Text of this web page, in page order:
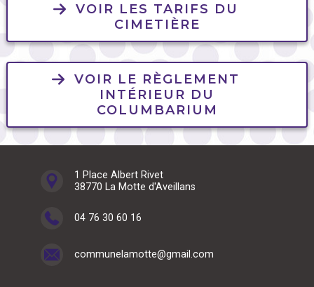
VOIR LES TARIFS DU
CIMETIÈRE
VOIR LE RÈGLEMENT
INTÉRIEUR DU
COLUMBARIUM
1 Place Albert Rivet
38770 La Motte d'Aveillans
04 76 30 60 16
communelamotte@gmail.com